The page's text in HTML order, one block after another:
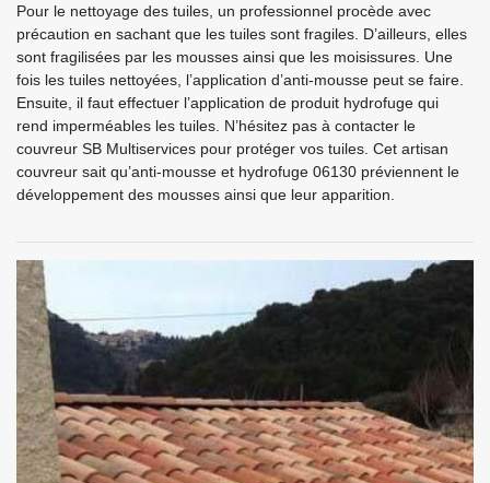
Pour le nettoyage des tuiles, un professionnel procède avec
précaution en sachant que les tuiles sont fragiles. D’ailleurs, elles
sont fragilisées par les mousses ainsi que les moisissures. Une
fois les tuiles nettoyées, l’application d’anti-mousse peut se faire.
Ensuite, il faut effectuer l’application de produit hydrofuge qui
rend imperméables les tuiles. N’hésitez pas à contacter le
couvreur SB Multiservices pour protéger vos tuiles. Cet artisan
couvreur sait qu’anti-mousse et hydrofuge 06130 préviennent le
développement des mousses ainsi que leur apparition.